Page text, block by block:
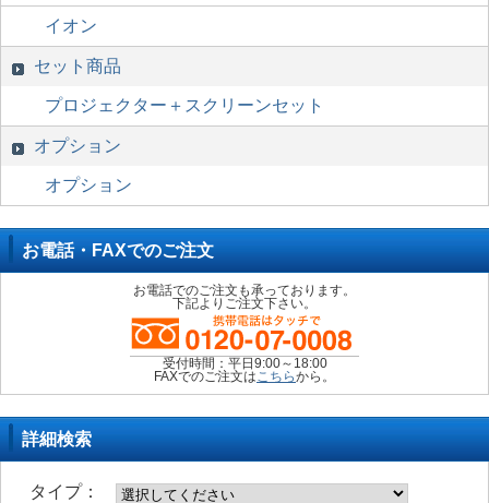
イオン
セット商品
プロジェクター＋スクリーンセット
オプション
オプション
お電話・FAXでのご注文
お電話でのご注文も承っております。
下記よりご注文下さい。
受付時間：平日9:00～18:00
FAXでのご注文はこちらから。
詳細検索
タイプ：